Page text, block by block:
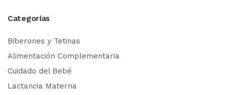
Categorías
Biberones y Tetinas
Alimentación Complementaria
Cuidado del Bebé
Lactancia Materna